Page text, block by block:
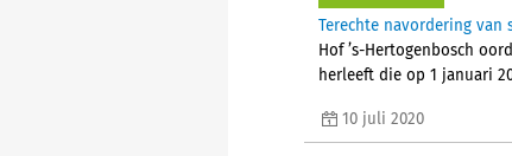
Terechte navordering van
Hof ’s-Hertogenbosch
herleeft die op 1 januari
10 juli 2020